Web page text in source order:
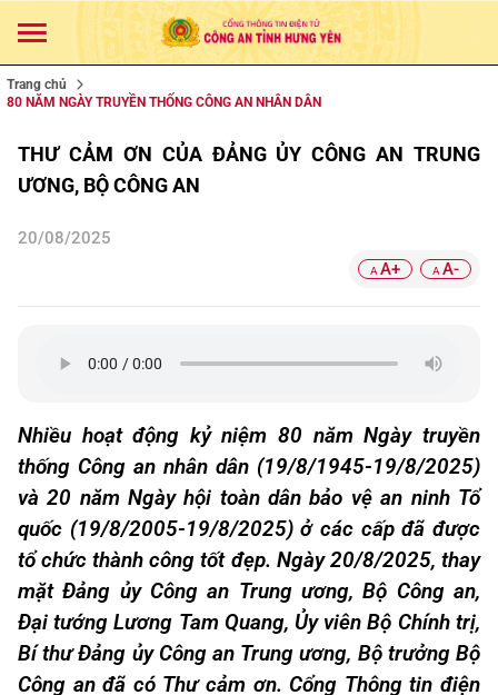
Trang chủ
80 NĂM NGÀY TRUYỀN THỐNG CÔNG AN NHÂN DÂN
THƯ CẢM ƠN CỦA ĐẢNG ỦY CÔNG AN TRUNG
ƯƠNG, BỘ CÔNG AN
20/08/2025
A A+ A A-
Nhiều hoạt động kỷ niệm 80 năm Ngày truyền
thống Công an nhân dân (19/8/1945-19/8/2025)
và 20 năm Ngày hội toàn dân bảo vệ an ninh Tổ
quốc (19/8/2005-19/8/2025) ở các cấp đã được
tổ chức thành công tốt đẹp. Ngày 20/8/2025, thay
mặt Đảng ủy Công an Trung ương, Bộ Công an,
Đại tướng Lương Tam Quang, Ủy viên Bộ Chính trị,
Bí thư Đảng ủy Công an Trung ương, Bộ trưởng Bộ
Công an đã có Thư cảm ơn. Cổng Thông tin điện